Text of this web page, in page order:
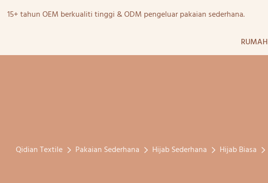
15+ tahun OEM berkualiti tinggi & ODM pengeluar pakaian sederhana.
RUMAH
Qidian Textile Pakaian Sederhana Hijab Sederhana Hijab Biasa